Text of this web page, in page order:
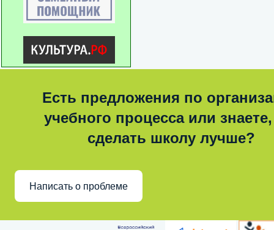
Есть предложения по
учебного процесса или знаете,
сделать школу лучше?
Написать о проблеме